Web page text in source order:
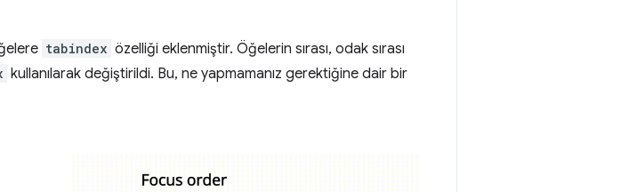
tabindex özelliği eklenmiştir. Öğelerin sırası, odak sırası
kullanılarak değiştirildi. Bu, ne yapmamanız gerektiğine dair bir